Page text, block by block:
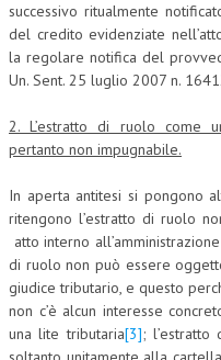
successivo ritualmente
del credito evidenziate
la regolare notifica del
Un. Sent. 25 luglio 2007 n.
2. L’estratto di ruolo come
pertanto non impugnabile.
In aperta antitesi si pongono
ritengono l’estratto di ruolo
atto interno
di ruolo non può essere
giudice tributario, e questo
non c’è alcun interesse
una lite tributaria[3]; l’estratto